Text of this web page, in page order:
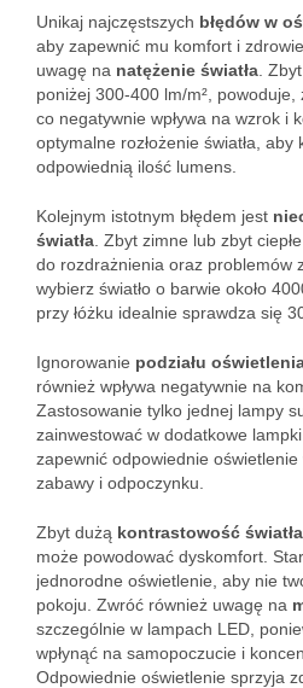
Unikaj najczęstszych błędów w
aby zapewnić mu komfort i
uwagę na natężenie światła .
poniżej 300-400 lm/m², powoduje,
co negatywnie wpływa na wzrok i
optymalne rozłożenie światła, aby
odpowiednią ilość lumens.
Kolejnym istotnym błędem jest
światła . Zbyt zimne lub zbyt
do rozdrażnienia oraz problemów
wybierz światło o barwie około
przy łóżku idealnie sprawdza się
Ignorowanie podziału
również wpływa negatywnie na
Zastosowanie tylko jednej lampy
zainwestować w dodatkowe
zapewnić odpowiednie oświetlenie
zabawy i odpoczynku.
Zbyt dużą kontrastowość światła
może powodować dyskomfort.
jednorodne oświetlenie, aby nie
pokoju. Zwróć również uwagę na
szczególnie w lampach LED,
wpłynąć na samopoczucie i
Odpowiednie oświetlenie sprzyja